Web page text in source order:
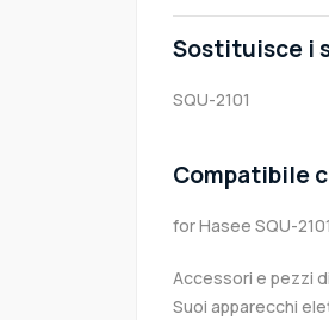
Sostituisce i
SQU-2101
Compatibile
for Hasee SQU-2101
Accessori e pezzi
Suoi apparecchi